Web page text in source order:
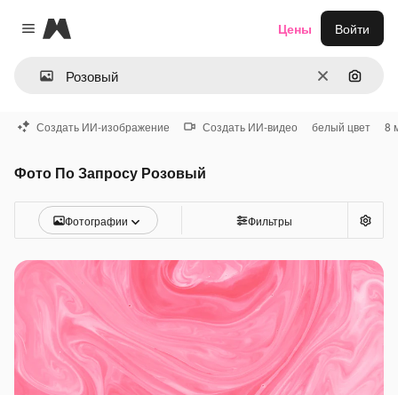
Close menu
Magnific
ОчиститьПоиск
Цены Войти
Создать ИИ-изображение Создать ИИ-видео белый цвет 8
Фото По Запросу Розовый
Фотографии Фильтры